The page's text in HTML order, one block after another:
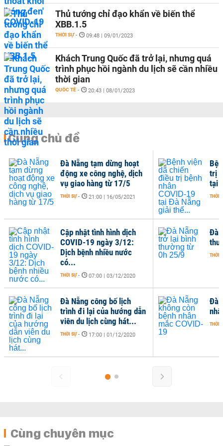
Thủ tướng chỉ đạo khẩn về biến thể
XBB.1.5
THỜI SỰ - 09:48 | 09/01/2023
Khách Trung Quốc đã trở lại, nhưng quá
trình phục hồi ngành du lịch sẽ cần nhiều
thời gian
QUỐC TẾ - 20:43 | 08/01/2023
Cùng chủ đề
Đà Nẵng tạm dừng hoạt
động xe công nghệ, dịch
vụ giao hàng từ 17/5
THỜI SỰ - 21:00 | 16/05/2021
Cập nhật tình hình dịch
COVID-19 ngày 3/12:
Dịch bệnh nhiều nước
có...
THỜI SỰ - 07:00 | 03/12/2020
Đà Nẵng công bố lịch
trình đi lại của hướng dẫn
viên du lịch cùng hát...
THỜI SỰ - 17:00 | 01/12/2020
trị
tại
THỜI
Đà
THỜI
Đà
THỜI
Cùng chuyên mục